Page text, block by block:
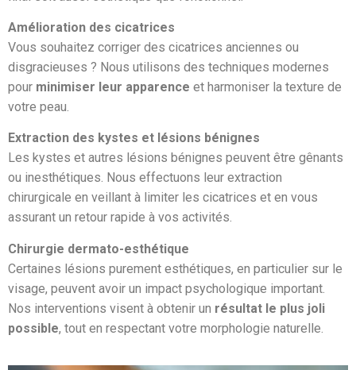
Amélioration des cicatrices
Vous souhaitez corriger des cicatrices anciennes ou
disgracieuses ? Nous utilisons des techniques modernes
pour minimiser leur apparence et harmoniser la texture de
votre peau.
Extraction des kystes et lésions bénignes
Les kystes et autres lésions bénignes peuvent être gênants
ou inesthétiques. Nous effectuons leur extraction
chirurgicale en veillant à limiter les cicatrices et en vous
assurant un retour rapide à vos activités.
Chirurgie dermato-esthétique
Certaines lésions purement esthétiques, en particulier sur le
visage, peuvent avoir un impact psychologique important.
Nos interventions visent à obtenir un résultat le plus joli
possible, tout en respectant votre morphologie naturelle.